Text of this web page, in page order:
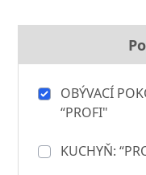
OBÝVACÍ
“PROFI"
KUCHYŇ: